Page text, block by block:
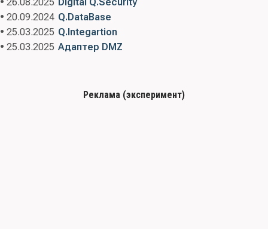
• 20.09.2024 Q.DataBase
• 25.03.2025 Q.Integartion
• 25.03.2025 Адаптер DMZ
Реклама (эксперимент)